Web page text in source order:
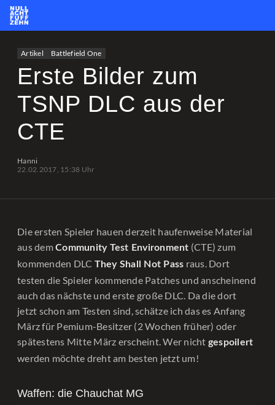
PUBG OP.GG
Artikel Battlefield One
Erste Bilder zum
TSNP DLC aus der
CTE
Hanni
22.02.2017, 15:38 Uhr
Die ersten Spieler hauen derzeit haufenweise Material
aus demCommunity Test Environment (CTE) zum
kommenden DLC They Shall Not Pass raus. Dort
testen die Spieler kommende Patches und anscheinend
auch das nächste und erste große DLC. Da die dort
jetzt schon am Testen sind, schätze ich das es Anfang
März für Pemium-Besitzer (2 Wochen früher) oder
spätestens Mitte März erscheint. Wer nicht gespoilert
werden möchte dreht am besten jetzt um!
Waffen: die Chauchat MG